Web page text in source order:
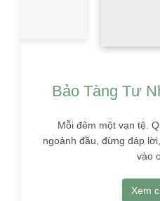
Bảo Tàng Tư
Mỗi đêm một vạn tệ.
ngoảnh đầu, đừng đáp
vào
Xem